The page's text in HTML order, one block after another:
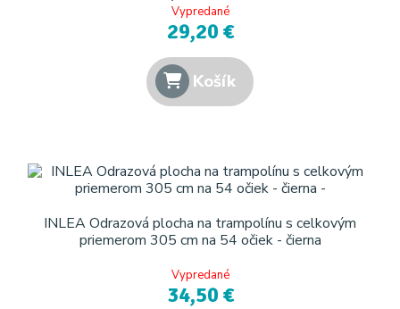
Vypredané
29,20 €
Košík
INLEA Odrazová plocha na trampolínu s celkovým
priemerom 305 cm na 54 očiek - čierna
Vypredané
34,50 €